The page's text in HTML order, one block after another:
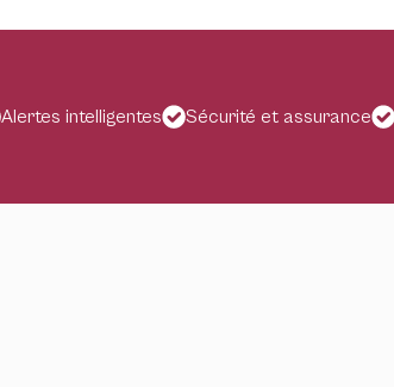
Alertes intelligentes Sécurité et assurance